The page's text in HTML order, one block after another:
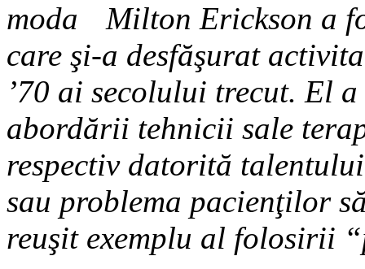
Milton Erickson a
care şi-a desfăşurat
’70 ai secolului trecut. El
abordării tehnicii sale
respectiv datorită
sau problema pacienţilor
reuşit exemplu al folosirii